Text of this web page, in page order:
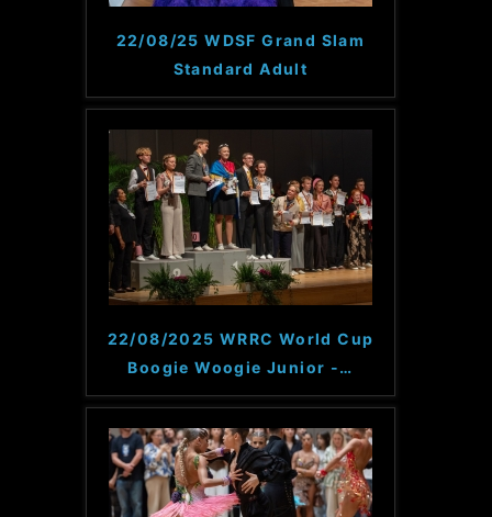
22/08/25 WDSF Grand Slam
Standard Adult
22/08/2025 WRRC World Cup
Boogie Woogie Junior -…